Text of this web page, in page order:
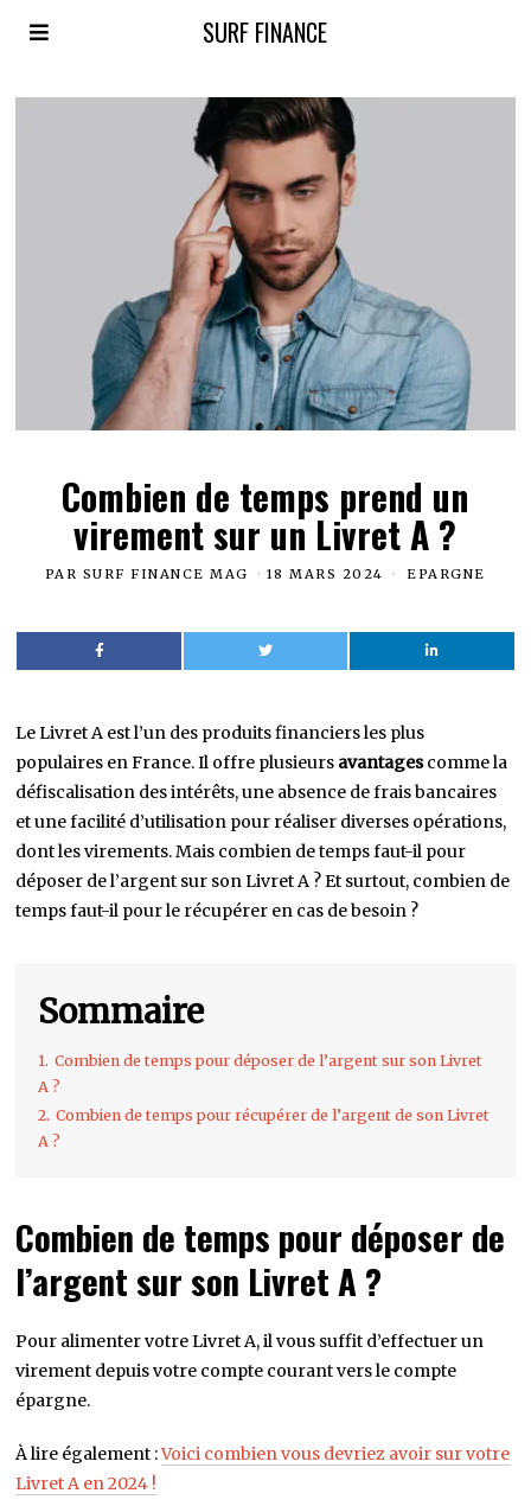
SURF FINANCE
Combien de temps prend un
virement sur un Livret A ?
PAR SURF FINANCE MAG 18 MARS 2024 EPARGNE
Le Livret A est l’un des produits financiers les plus
populaires en France. Il offre plusieurs avantagescomme la
défiscalisation des intérêts, une absence de frais bancaires
et une facilité d’utilisation pour réaliser diverses opérations,
dont les virements. Mais combien de temps faut-il pour
déposer de l’argent sur son Livret A ? Et surtout, combien de
temps faut-il pour le récupérer en cas de besoin ?
Sommaire
1. Combien de temps pour déposer de l’argent sur son Livret
A ?
2. Combien de temps pour récupérer de l’argent de son Livret
A ?
Combien de temps pour déposer de
l’argent sur son Livret A ?
Pour alimenter votre Livret A, il vous suffit d’effectuer un
virement depuis votre compte courant vers le compte
épargne.
À lire également :Voici combien vous devriez avoir sur votre
Livret A en 2024 !